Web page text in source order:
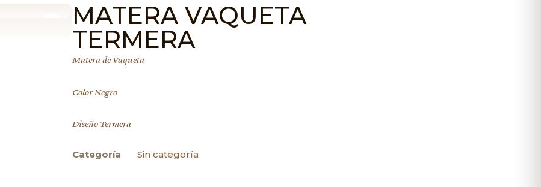
MATERA VAQUETA
TERMERA
Matera de Vaqueta
Color Negro
Diseño Termera
Categoría Sin categoría